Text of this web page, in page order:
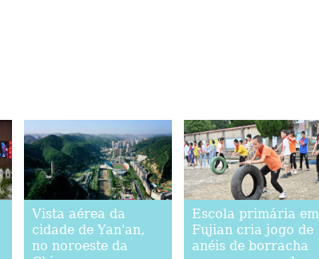
Vista aérea da
cidade de Yan'an,
no noroeste da
Escola primária em
Fujian cria jogo de
anéis de borracha